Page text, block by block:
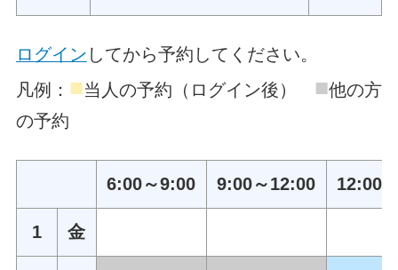
ログイン してから予約してください。
凡例： ■当人の予約（ログイン後） ■他の方
の予約
6:00～9:00 9:00～12:00 12:00
1 金